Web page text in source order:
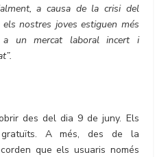
a causa de la crisi del
nostres joves estiguen més
un mercat laboral incert i
des del dia 9 de juny. Els
A més, des de la
que els usuaris només